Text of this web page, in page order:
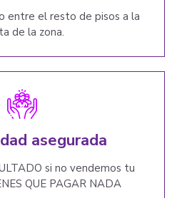
entre el resto de pisos a la
de la zona.
asegurada
si no vendemos tu
QUE PAGAR NADA